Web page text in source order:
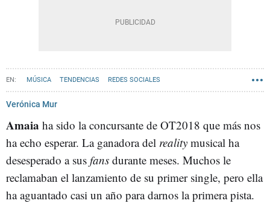
MÚSICA TENDENCIAS REDES SOCIALES
Verónica Mur
Amaia ha sido la concursante de OT2018 que más nos
ha echo esperar. La ganadora del reality musical ha
desesperado a sus fans durante meses. Muchos le
reclamaban el lanzamiento de su primer single, pero ella
ha aguantado casi un año para darnos la primera pista.